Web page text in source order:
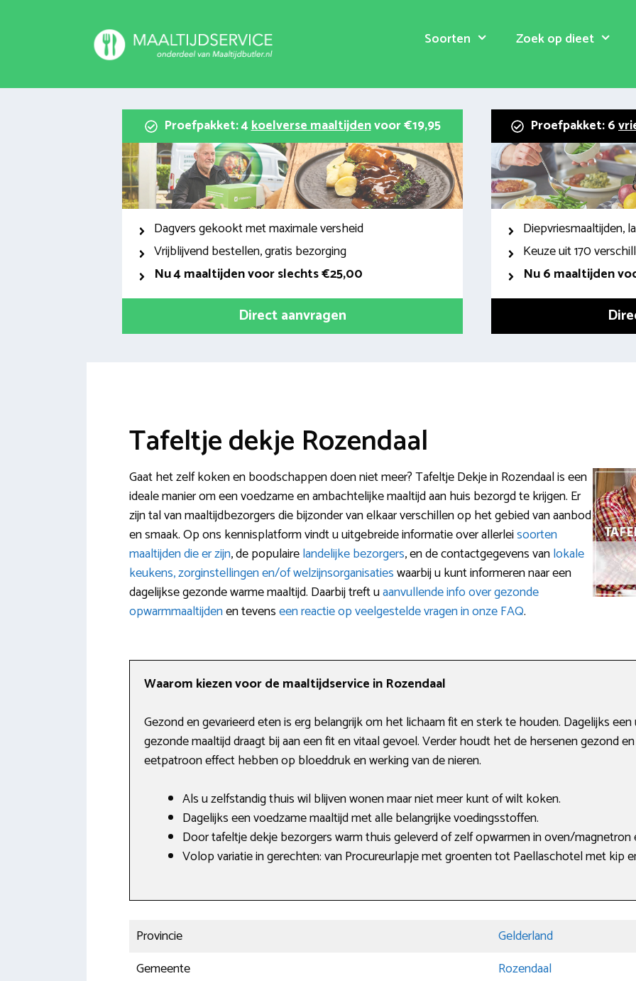
Soorten Zoek op dieet
Proefpakket: 4koelverse maaltijdenvoor €19,95
Dagvers gekookt met maximale versheid
Vrijblijvend bestellen, gratis bezorging
Nu4 maaltijden voor slechts €25,00
Direct aanvragen
Proefpakket: 6
Diepvriesmaaltijden,
Keuze uit 170
Nu 6 maaltijden
Tafeltje dekje Rozendaal
Gaat het zelf koken en boodschappen doen niet meer? Tafeltje Dekje in Rozendaal is een
ideale manier om een voedzame en ambachtelijke maaltijd aan huis bezorgd te krijgen. Er
zijn tal van maaltijdbezorgers die bijzonder van elkaar verschillen op het gebied van aanbod
en smaak. Op ons kennisplatform vindt u uitgebreide informatie over allerleisoorten
maaltijden die er zijn, de populairelandelijke bezorgers, en de contactgegevens vanlokale
keukens, zorginstellingen en/of welzijnsorganisatieswaarbij u kunt informeren naar een
dagelijkse gezonde warme maaltijd. Daarbij treft uaanvullende info over gezonde
opwarmmaaltijdenen tevenseen reactie op veelgestelde vragen in onze FAQ.
Waarom kiezen voor de maaltijdservice in Rozendaal
Gezond en gevarieerd eten is erg belangrijk om het lichaam fit en sterk te houden. Dagelijks
gezonde maaltijd draagt bij aan een fit en vitaal gevoel. Verder houdt het de hersenen gezond
eetpatroon effect hebben op bloeddruk en werking van de nieren.
Als u zelfstandig thuis wil blijven wonen maar niet meer kunt of wilt koken.
Dagelijks een voedzame maaltijd met alle belangrijke voedingsstoffen.
Door tafeltje dekje bezorgers warm thuis geleverd of zelf opwarmen in oven/
Volop variatie in gerechten: van Procureurlapje met groenten tot Paellaschotel met kip
Provincie
Gelderland
Gemeente
Rozendaal